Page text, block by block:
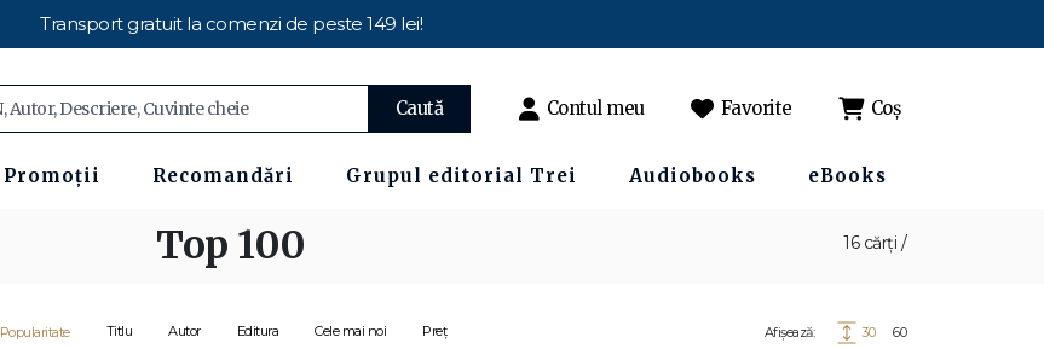
Transport gratuit la comenzi de peste 149 lei!
Caută Contul meu Favorite Coș
Promoții Recomandări Grupul editorial Trei Audiobooks eBooks
16 cărți /
Top 100
Popularitate Titlu Autor Editura Cele mai noi Preț Afișează: 30 60